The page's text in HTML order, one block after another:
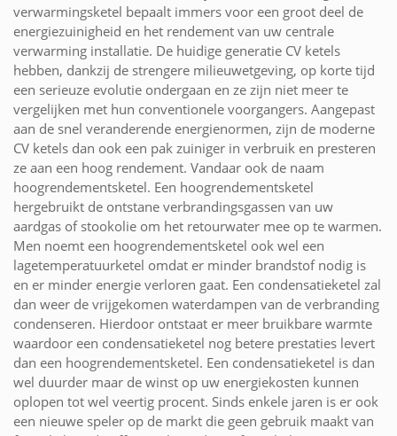
verwarmingsketel bepaalt immers voor een groot deel de
energiezuinigheid en het rendement van uw centrale
verwarming installatie. De huidige generatie CV ketels
hebben, dankzij de strengere milieuwetgeving, op korte tijd
een serieuze evolutie ondergaan en ze zijn niet meer te
vergelijken met hun conventionele voorgangers. Aangepast
aan de snel veranderende energienormen, zijn de moderne
CV ketels dan ook een pak zuiniger in verbruik en presteren
ze aan een hoog rendement. Vandaar ook de naam
hoogrendementsketel. Een hoogrendementsketel
hergebruikt de ontstane verbrandingsgassen van uw
aardgas of stookolie om het retourwater mee op te warmen.
Men noemt een hoogrendementsketel ook wel een
lagetemperatuurketel omdat er minder brandstof nodig is
en er minder energie verloren gaat. Een condensatieketel zal
dan weer de vrijgekomen waterdampen van de verbranding
condenseren. Hierdoor ontstaat er meer bruikbare warmte
waardoor een condensatieketel nog betere prestaties levert
dan een hoogrendementsketel. Een condensatieketel is dan
wel duurder maar de winst op uw energiekosten kunnen
oplopen tot wel veertig procent. Sinds enkele jaren is er ook
een nieuwe speler op de markt die geen gebruik maakt van